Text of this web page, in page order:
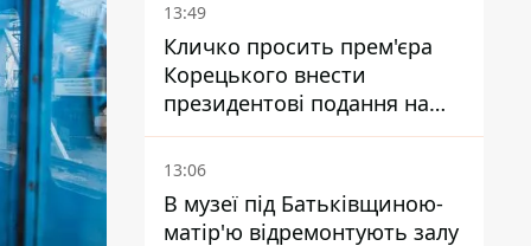
13:49
Кличко просить прем'єра
Корецького внести
президентові подання на
звільнення володаря
Троєщини Бахматова
13:06
В музеї під Батьківщиною-
матір'ю відремонтують залу